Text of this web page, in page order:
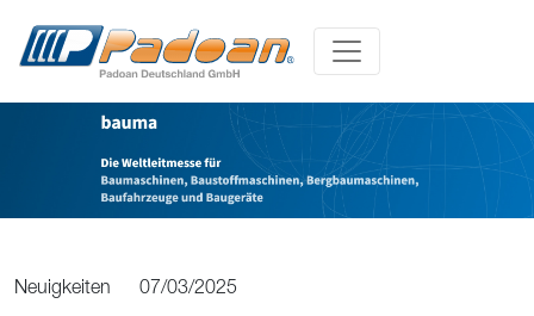
Neuigkeiten 07/03/2025